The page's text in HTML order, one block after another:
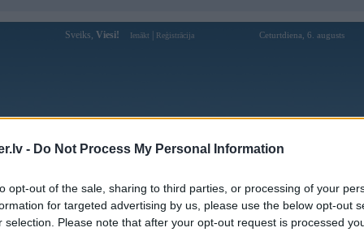
- Do Not Process My Personal Information
opt-out of the sale, sharing to third parties, or processing of your
for targeted advertising by us, please use the below opt-out
selection. Please note that after your opt-out request is processed
Sveiks, Viesi! Ienākt Reģistrācija Ceturtdiena, 6. augusts
Forums Galerijas Reģistrācija Lietotāji
Lietotāja xoso66organic profils
Lietotājvārds: xoso66organic